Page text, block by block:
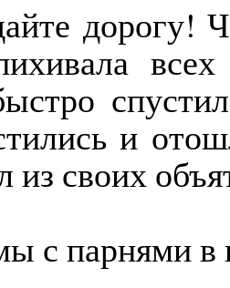
дорогу!
и
из своих
с парнями в